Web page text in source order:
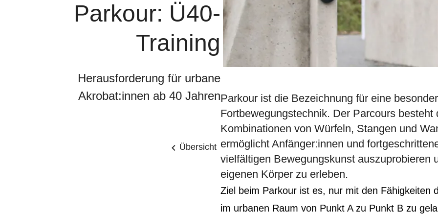
Parkour: Ü40-
Training
Herausforderung für urbane
Akrobat:innen ab 40 Jahren
Übersicht
Parkour ist die Bezeichnung für eine
Fortbewegungstechnik. Der Parcours
Kombinationen von Würfeln, Stangen und
ermöglicht Anfänger:innen und
vielfältigen Bewegungskunst auszuprobieren
eigenen Körper zu erleben.
Ziel beim Parkour ist es, nur mit den Fähigkeiten
im urbanen Raum von Punkt A zu Punkt B zu